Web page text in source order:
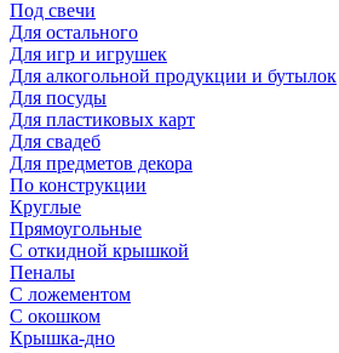
Под свечи
Для остального
Для игр и игрушек
Для алкогольной продукции и бутылок
Для посуды
Для пластиковых карт
Для свадеб
Для предметов декора
По конструкции
Круглые
Прямоугольные
С откидной крышкой
Пеналы
С ложементом
С окошком
Крышка-дно